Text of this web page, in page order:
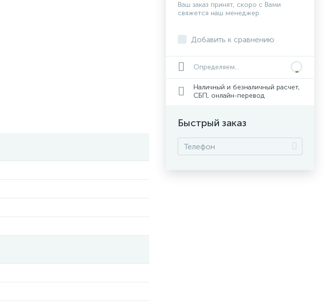
Ваш заказ принят, скоро с Вами
свяжется наш менеджер
Добавить к сравнению
Определяем...
Наличный и безналичный расчет,
СБП, онлайн-перевод
Быстрый заказ